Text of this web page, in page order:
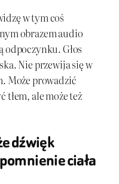
w tym coś
obrazem audio
Głos
Nie przewija się w
Może prowadzić
tłem, ale może też
dźwięk
ciała